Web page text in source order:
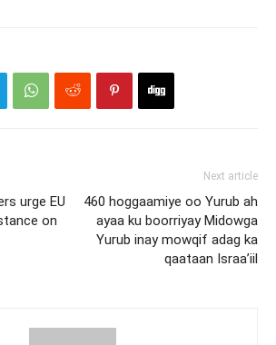
urge EU
on
Next article
460 hoggaamiye oo Yurub ah
ayaa ku boorriyay Midowga
Yurub inay mowqif adag ka
qaataan Israa’iil